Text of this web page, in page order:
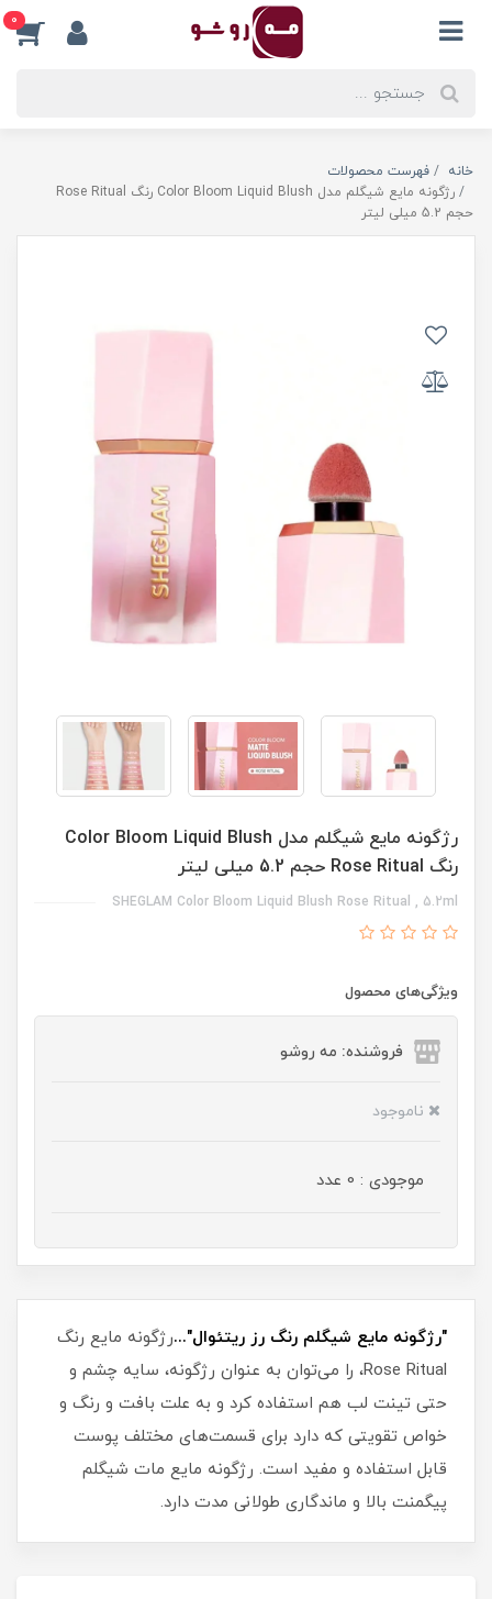
0
خانه
فهرست محصولات
رژگونه مایع شیگلم مدل Color Bloom Liquid Blush رنگ Rose Ritual
حجم 5.2 میلی لیتر
رژگونه مایع شیگلم مدل Color Bloom Liquid Blush
رنگ Rose Ritual حجم 5.2 میلی لیتر
SHEGLAM Color Bloom Liquid Blush Rose Ritual , 5.2ml
ویژگی‌های محصول
فروشنده: مه رو‌شو
ناموجود
موجودی : 0 عدد
"رژگونه مایع شیگلم رنگ رز ریتئوال"...رژگونه مایع رنگ
Rose Ritual، را می‌توان به عنوان رژگونه، سایه چشم و
حتی تینت لب هم استفاده کرد و به علت بافت و رنگ و
خواص تقویتی که دارد برای قسمت‌های مختلف پوست
قابل استفاده و مفید است. رژگونه مایع مات شیگلم
پیگمنت بالا و ماندگاری طولانی مدت دارد.